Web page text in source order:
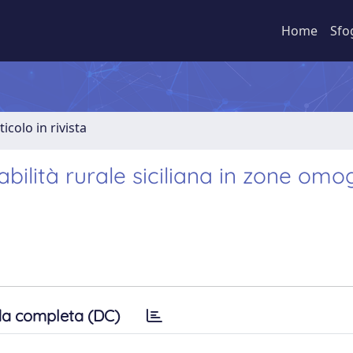
Home
in rivista
rurale siciliana in zone
completa (DC)